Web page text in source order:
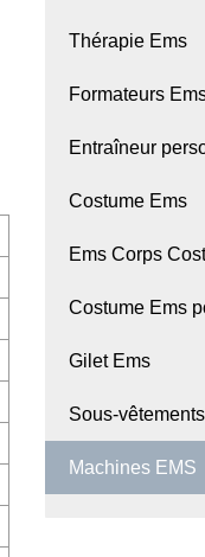
Thérapie Ems
Formateurs
Entraîneur
Costume Ems
Ems Corps
Costume Ems
domestique
Gilet Ems
Sous-
Machines EMS